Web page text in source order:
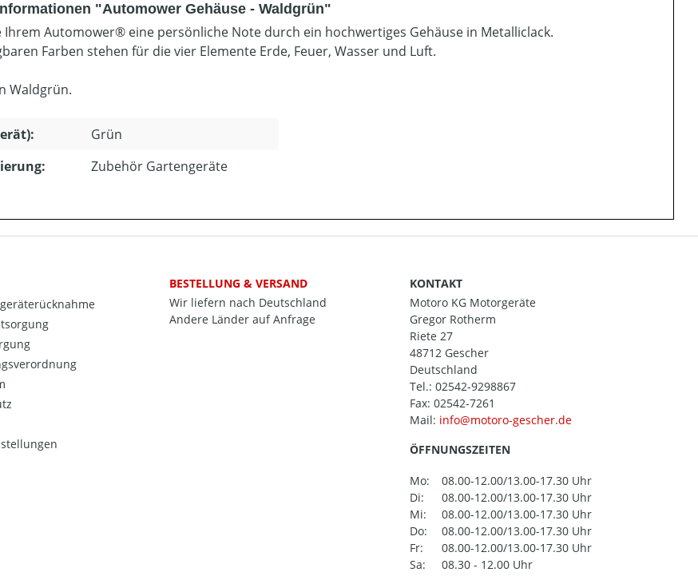
"Automower Gehäuse - Waldgrün"
Ihrem Automower® eine persönliche Note durch ein hochwertiges Gehäuse in Metalliclack.
Farben stehen für die vier Elemente Erde, Feuer, Wasser und Luft.
Waldgrün.
Grün
Zubehör Gartengeräte
BESTELLUNG & VERSAND
Wir liefern nach Deutschland
Andere Länder auf Anfrage
KONTAKT
Motoro KG Motorgeräte
Gregor Rotherm
Riete 27
48712 Gescher
Deutschland
Tel.: 02542-9298867
Fax: 02542-7261
Mail:
ÖFFNUNGSZEITEN
Mo:
08.00-12.00/13.00-17.30 Uhr
Di:
08.00-12.00/13.00-17.30 Uhr
Mi:
08.00-12.00/13.00-17.30 Uhr
Do:
08.00-12.00/13.00-17.30 Uhr
Fr:
08.00-12.00/13.00-17.30 Uhr
Sa:
08.30 - 12.00 Uhr